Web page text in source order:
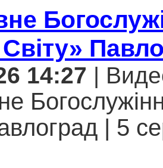
14:27 |
| 5